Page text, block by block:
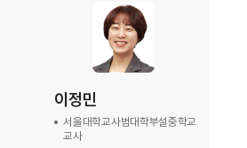
이정민
서울대학교사범대학부설중학교
교사